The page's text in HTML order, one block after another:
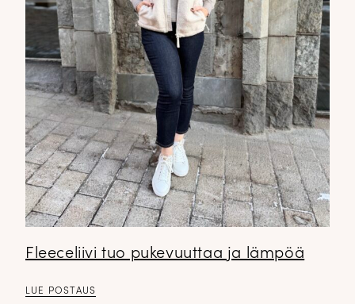
Fleeceliivi tuo pukevuuttaa ja lämpöä
LUE POSTAUS